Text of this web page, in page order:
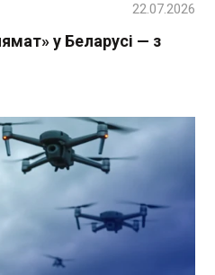
у Беларусі — з
22.07.2026